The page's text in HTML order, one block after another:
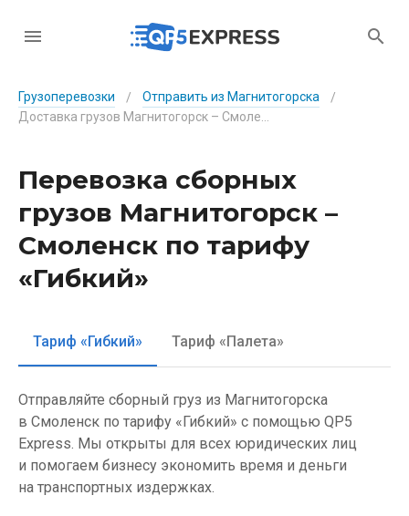
Грузоперевозки / Отправить из Магнитогорска
/
Перевозка сборных
грузов Магнитогорск –
Смоленск по тарифу
«Гибкий»
Тариф «Гибкий» Тариф «Палета»
Отправляйте сборный груз из Магнитогорска
в Смоленск по тарифу «Гибкий» с помощью QP5
Express. Мы открыты для всех юридических лиц
и помогаем бизнесу экономить время и деньги
на транспортных издержках.